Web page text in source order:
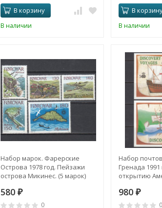
В корзину
В наличии
В
В наличии
Набор марок. Фарерские
Острова 1978 год. Пейзажи
острова Микинес. (5 марок)
580 ₽
0
Набор
Гренада 1991
открытию
блока)
980₽
0